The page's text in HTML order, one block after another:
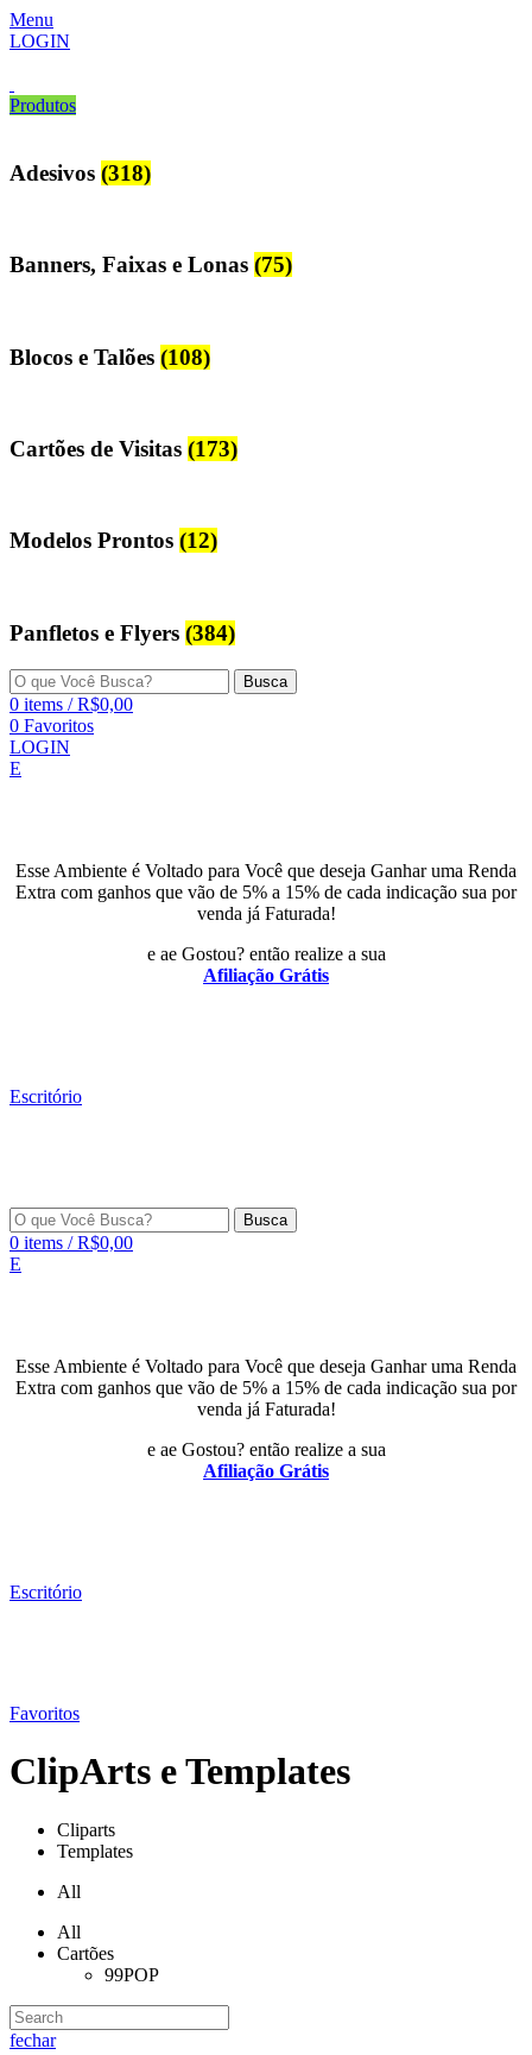
Menu
LOGIN
Produtos
Adesivos (318)
Banners, Faixas e Lonas (75)
Blocos e Talões (108)
Cartões de Visitas (173)
Modelos Prontos (12)
Panfletos e Flyers (384)
Busca
0 items / R$0,00
0 Favoritos
LOGIN
E
Esse Ambiente é Voltado para Você que deseja Ganhar uma Renda
Extra com ganhos que vão de 5% a 15% de cada indicação sua por
venda já Faturada!
e ae Gostou? então realize a sua
Afiliação Grátis
Escritório
Busca
0 items / R$0,00
E
Esse Ambiente é Voltado para Você que deseja Ganhar uma Renda
Extra com ganhos que vão de 5% a 15% de cada indicação sua por
venda já Faturada!
e ae Gostou? então realize a sua
Afiliação Grátis
Escritório
Favoritos
ClipArts e Templates
Cliparts
Templates
All
All
Cartões
99POP
fechar